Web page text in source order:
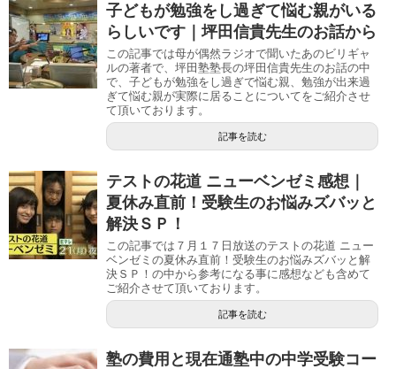
子どもが勉強をし過ぎて悩む親がいる
らしいです｜坪田信貴先生のお話から
この記事では母が偶然ラジオで聞いたあのビリギャ
ルの著者で、坪田塾塾長の坪田信貴先生のお話の中
で、子どもが勉強をし過ぎで悩む親、勉強が出来過
ぎて悩む親が実際に居ることについてをご紹介させ
て頂いております。
記事を読む
テストの花道 ニューベンゼミ感想｜
夏休み直前！受験生のお悩みズバッと
解決ＳＰ！
この記事では７月１７日放送のテストの花道 ニュー
ベンゼミの夏休み直前！受験生のお悩みズバッと解
決ＳＰ！の中から参考になる事に感想なども含めて
ご紹介させて頂いております。
記事を読む
塾の費用と現在通塾中の中学受験コー